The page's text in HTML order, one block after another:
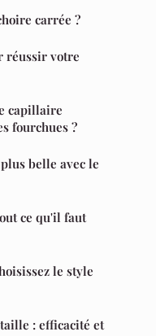
carrée ?
réussir votre
capillaire
fourchues ?
belle avec le
ce qu'il faut
le style
: efficacité et